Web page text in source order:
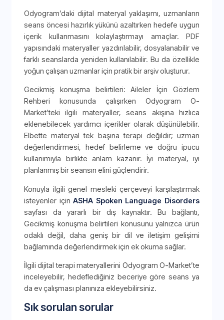
Odyogram’daki dijital materyal yaklaşımı, uzmanların
seans öncesi hazırlık yükünü azaltırken hedefe uygun
içerik kullanmasını kolaylaştırmayı amaçlar. PDF
yapısındaki materyaller yazdırılabilir, dosyalanabilir ve
farklı seanslarda yeniden kullanılabilir. Bu da özellikle
yoğun çalışan uzmanlar için pratik bir arşiv oluşturur.
Gecikmiş konuşma belirtileri: Aileler İçin Gözlem
Rehberi konusunda çalışırken Odyogram O-
Market’teki ilgili materyaller, seans akışına hızlıca
eklenebilecek yardımcı içerikler olarak düşünülebilir.
Elbette materyal tek başına terapi değildir; uzman
değerlendirmesi, hedef belirleme ve doğru ipucu
kullanımıyla birlikte anlam kazanır. İyi materyal, iyi
planlanmış bir seansın elini güçlendirir.
Konuyla ilgili genel mesleki çerçeveyi karşılaştırmak
isteyenler içinASHA Spoken Language Disorders
sayfası da yararlı bir dış kaynaktır. Bu bağlantı,
Gecikmiş konuşma belirtileri konusunu yalnızca ürün
odaklı değil, daha geniş bir dil ve iletişim gelişimi
bağlamında değerlendirmek için ek okuma sağlar.
İlgili dijital terapi materyallerini Odyogram O-Market’te
inceleyebilir, hedeflediğiniz beceriye göre seans ya
da ev çalışması planınıza ekleyebilirsiniz.
Sık sorulan sorular